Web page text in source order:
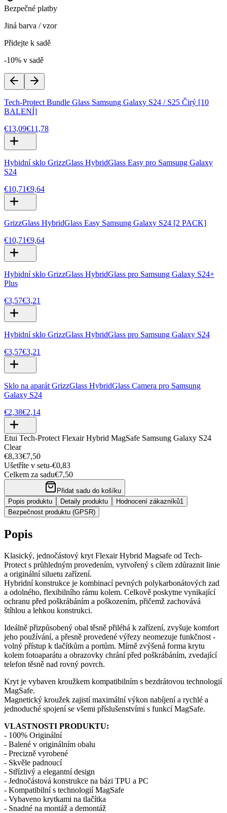
Bezpečné platby
Jiná barva / vzor
Přidejte k sadě
-10% v sadě
Tech-Protect Bundle Glass Samsung Galaxy S24 / S25 Čirý [10
BALENÍ]
€13,09€11,78
Hybidní sklo GrizzGlass HybridGlass Easy pro Samsung Galaxy
S24
€10,71€9,64
GrizzGlass HybridGlass Easy Samsung Galaxy S24 [2 PACK]
€10,71€9,64
Hybidní sklo GrizzGlass HybridGlass pro Samsung Galaxy S24+
Plus
€3,57€3,21
Hybidní sklo GrizzGlass HybridGlass pro Samsung Galaxy S24
€3,57€3,21
Sklo na aparát GrizzGlass HybridGlass Camera pro Samsung
Galaxy S24
€2,38€2,14
Etui Tech-Protect Flexair Hybrid MagSafe Samsung Galaxy S24
Clear
€8,33€7,50
Ušetříte v setu-€0,83
Celkem za sadu€7,50
Přidat sadu do košíku
Popis produktu
Detaily produktu Hodnocení zákazníků1
Bezpečnost produktu (GPSR)
Popis
Klasický, jednočástový kryt Flexair Hybrid Magsafe od Tech-
Protect s průhledným provedením, vytvořený s cílem zdůraznit linie
a originální siluetu zařízení.
Hybridní konstrukce je kombinací pevných polykarbonátových zad
a odolného, flexibilního rámu kolem. Celkově poskytne vynikající
ochranu před poškrábáním a poškozením, přičemž zachovává
štíhlou a lehkou konstrukci.
Ideálně přizpůsobený obal těsně přiléhá k zařízení, zvyšuje komfort
jeho používání, a přesně provedené výřezy neomezuje funkčnost -
volný přístup k tlačítkům a portům. Mírně zvýšená forma krytu
kolem fotoaparátu a obrazovky chrání před poškrábáním, zvedající
telefon těsně nad rovný povrch.
Kryt je vybaven kroužkem kompatibilním s bezdrátovou technologií
MagSafe.
Magnetický kroužek zajistí maximální výkon nabíjení a rychlé a
jednoduché spojení se všemi příslušenstvími s funkcí MagSafe.
VLASTNOSTI PRODUKTU:
- 100% Originální
- Balené v originálním obalu
- Precizně vyrobené
- Skvěle padnoucí
- Střízlivý a elegantní design
- Jednočástová konstrukce na bázi TPU a PC
- Kompatibilní s technologií MagSafe
- Vybaveno krytkami na tlačítka
- Snadné na montáž a demontáž